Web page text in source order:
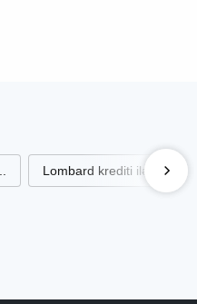
Lombard krediti ilə